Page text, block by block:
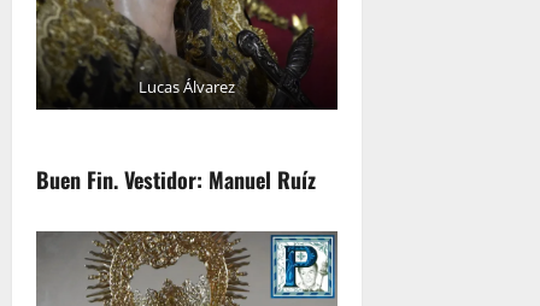
Lucas Álvarez
Buen Fin. Vestidor: Manuel Ruíz